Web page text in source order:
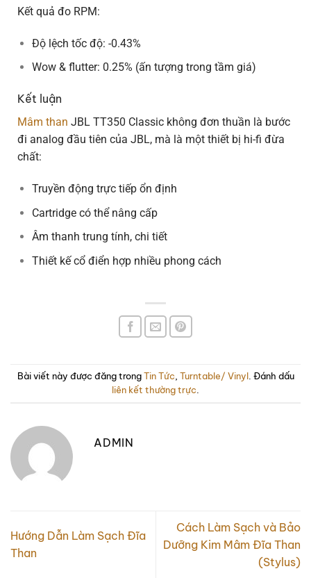
Kết quả đo RPM:
Độ lệch tốc độ: -0.43%
Wow & flutter: 0.25% (ấn tượng trong tầm giá)
Kết luận
Mâm than JBL TT350 Classic không đơn thuần là bước
đi analog đầu tiên của JBL, mà là một thiết bị hi-fi đừa
chất:
Truyền động trực tiếp ổn định
Cartridge có thể nâng cấp
Âm thanh trung tính, chi tiết
Thiết kế cổ điển hợp nhiều phong cách
Bài viết này được đăng trongTin Tức Turntable/ Vinyl. Đánh dấu
liên kết thường trực
ADMIN
Hướng Dẫn Làm Sạch Đĩa
Than
Cách Làm Sạch và Bảo
Dưỡng Kim Mâm Đĩa Than
(Stylus)